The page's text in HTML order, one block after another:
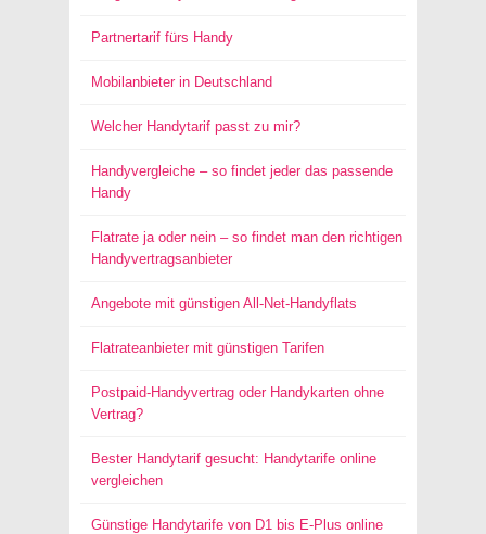
Partnertarif fürs Handy
Mobilanbieter in Deutschland
Welcher Handytarif passt zu mir?
Handyvergleiche – so findet jeder das passende
Handy
Flatrate ja oder nein – so findet man den richtigen
Handyvertragsanbieter
Angebote mit günstigen All-Net-Handyflats
Flatrateanbieter mit günstigen Tarifen
Postpaid-Handyvertrag oder Handykarten ohne
Vertrag?
Bester Handytarif gesucht: Handytarife online
vergleichen
Günstige Handytarife von D1 bis E-Plus online